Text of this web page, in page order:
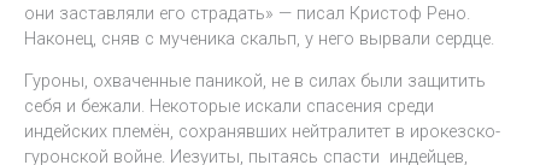
они заставляли его страдать» — писал Кристоф Рено.
Наконец, сняв с мученика скальп, у него вырвали сердце.
Гуроны, охваченные паникой, не в силах были защитить
себя и бежали. Некоторые искали спасения среди
индейских племён, сохранявших нейтралитет в ирокезско-
гуронской войне. Иезуиты, пытаясь спасти индейцев,